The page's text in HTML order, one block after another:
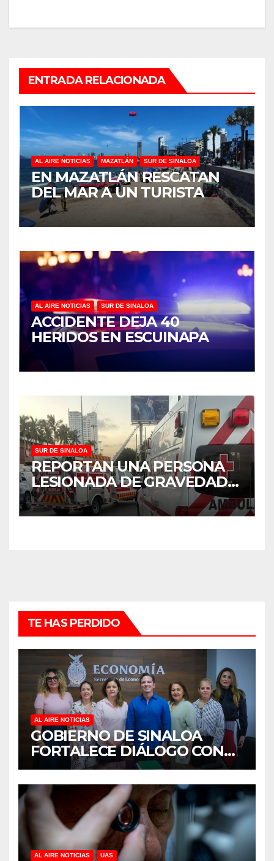
ENTRADA RELACIONADA
AL AIRE NOTICIAS MAZATLÁN SUR DE SINALOA
EN MAZATLÁN RESCATAN
DEL MAR A UN TURISTA
AL AIRE NOTICIAS SUR DE SINALOA
ACCIDENTE DEJA 40
HERIDOS EN ESCUINAPA
SUR DE SINALOA
REPORTAN UNA PERSONA
LESIONADA DE GRAVEDAD
TRAS CHOQUE EN
MAZATLÁN
TE HAS PERDIDO
AL AIRE NOTICIAS
GOBIERNO DE SINALOA
FORTALECE DIÁLOGO CON
MUJERES EMPRESARIAS DE
CULIACÁN
AL AIRE NOTICIAS UAS